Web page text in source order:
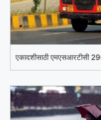
एकादशीसाठी एमएसआरटीसी